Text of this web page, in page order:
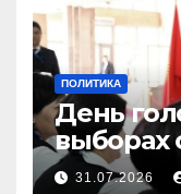
ПОЛИТИКА
День
выборах
31.07.2026